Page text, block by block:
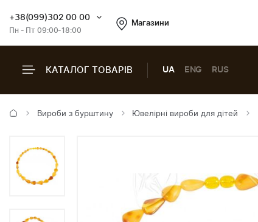
+38(099)302 00 00
Пн - Пт 09:00-18:00
Магазини
КАТАЛОГ ТОВАРІВ UA ENG RUS
Вироби з бурштину Ювелірні вироби для дітей